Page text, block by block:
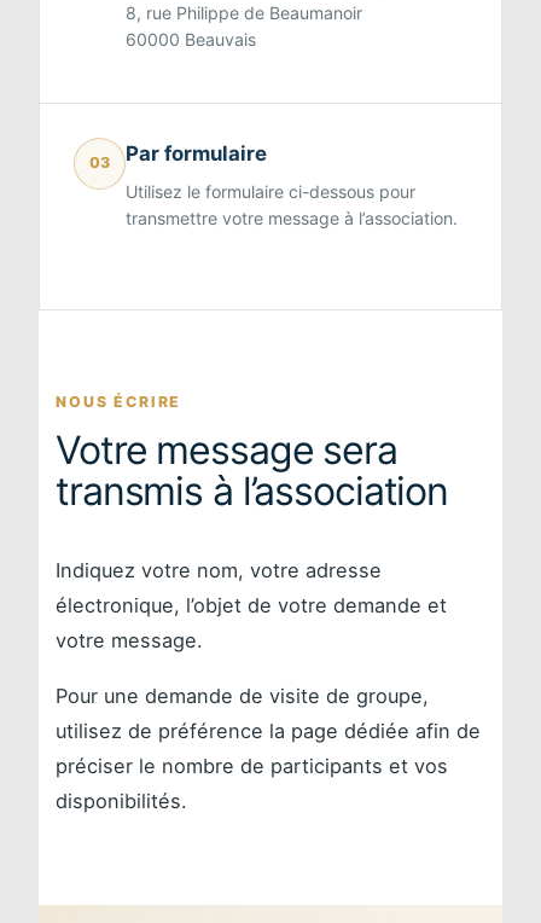
8, rue Philippe de Beaumanoir
60000 Beauvais
03 Par formulaire
Utilisez le formulaire ci-dessous pour
transmettre votre message à l’association.
NOUS ÉCRIRE
Votre message sera
transmis à l’association
Indiquez votre nom, votre adresse
électronique, l’objet de votre demande et
votre message.
Pour une demande de visite de groupe,
utilisez de préférence la page dédiée afin de
préciser le nombre de participants et vos
disponibilités.